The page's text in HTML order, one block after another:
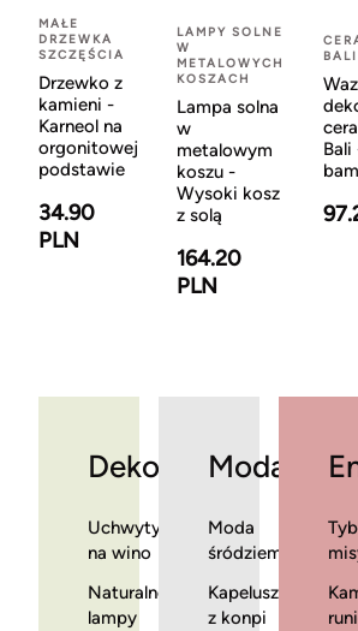
MAŁE
DRZEWKA
SZCZĘŚCIA
Drzewko z
kamieni -
Karneol na
orgonitowej
podstawie
34.90
PLN
LAMPY SOLNE
W
METALOWYCH
KOSZACH
Lampa solna
w
metalowym
koszu -
Wysoki kosz
z solą
164.20
PLN
BALI
Dekoracje
Uchwyty
na wino
Naturalne
lampy
Moda
Moda
Kapelusze
z konpi